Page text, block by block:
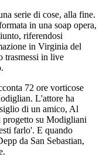
serie di cose, alla fine.
in una soap opera,
riferendosi
in Virginia del
trasmessi in live
72 ore vorticose
L'attore ha
di un amico, Al
su Modigliani
farlo'. E quando
da San Sebastian,